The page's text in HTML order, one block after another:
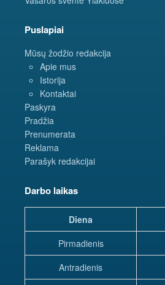
Puslapiai
Mūsų žodžio redakcija
Apie mus
Istorija
Kontaktai
Paskyra
Pradžia
Prenumerata
Reklama
Parašyk redakcijai
Darbo laikas
Diena
Pirmadienis
Antradienis